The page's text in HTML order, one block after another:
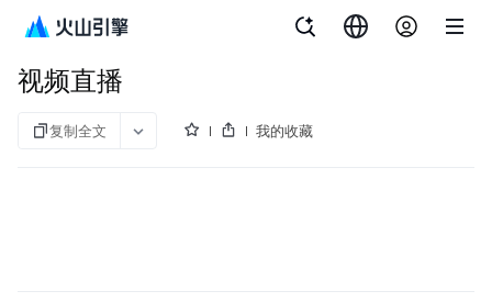
视频直播
视频直播
复制全文 我的收藏